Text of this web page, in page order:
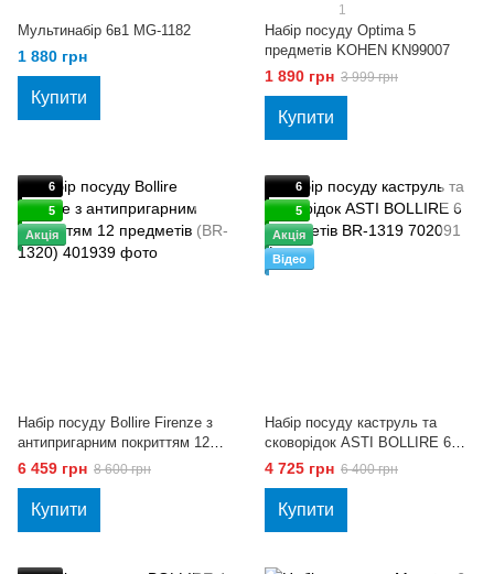
Мультинабір 6в1 MG-1182
1 880 грн
Купити
1
Набір посуду Optima 5
предметів KOHEN KN99007
1 890 грн 3 999 грн
Купити
6
5
Акція
Набір посуду Bollire Firenze з
антипригарним покриттям 12
предметів (BR-1320)
6 459 грн 8 600 грн
Купити
6
5
Акція
Відео
Набір посуду каструль та
сковорідок ASTI BOLLIRE 6
предметів BR-1319
4 725 грн 6 400 грн
Купити